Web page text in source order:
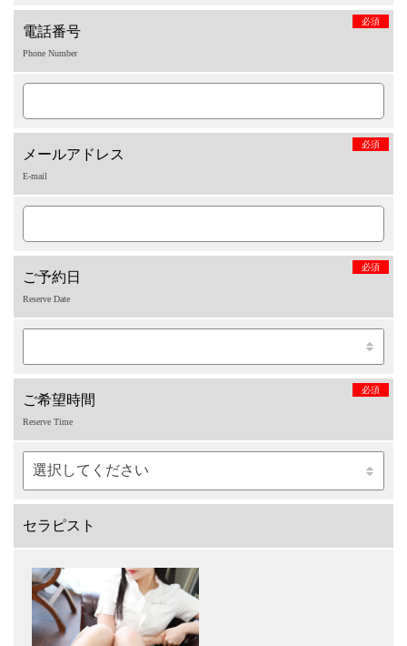
電話番号
必須
Phone Number
メールアドレス
必須
E-mail
ご予約日
必須
Reserve Date
ご希望時間
必須
Reserve Time
セラピスト